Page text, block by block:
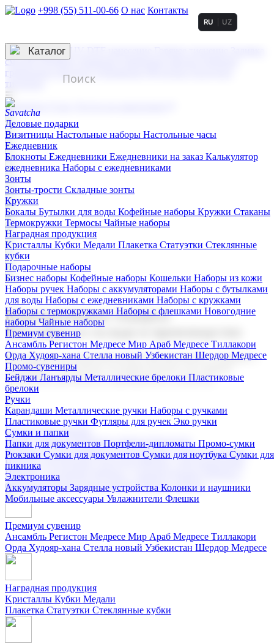
+998 (55) 511-00-66 О нас Контакты
3D гравировка
смолой (Doming)
гравировка твердая
тиснение
RU UZ
☰
Контакты
Каталог
Деловые подарки
Визитницы Настольные наборы Настольные часы
Ежедневник
Блокноты Ежедневники Ежедневники на заказ Калькулятор
ежедневника Наборы с ежедневниками
Зонты
Зонты-трости Складные зонты
Кружки
Бокалы Бутылки для воды Кофейные наборы Кружки Стаканы
Термокружки Термосы Чайные наборы
Наградная продукция
Kристаллы Кубки Медали Плакетка Статуэтки Стеклянные
кубки
Подарочные наборы
Бизнес наборы Кофейные наборы Кошельки Наборы из кожи
Наборы ручек Наборы с аккумуляторами Наборы с бутылками
для воды Наборы с ежедневниками Наборы с кружками
Наборы с термокружками Наборы с флешками Новогодние
наборы Чайные наборы
Премиум сувенир
Ансамбль Регистон Медресе Мир Араб Медресе Тиллакори
Орда Худояр-хана Стелла новый Узбекистан Шердор Медресе
Промо-сувениры
Бейджи Ланъярды Металлические брелоки Пластиковые
брелоки
Ручки
Карандаши Металлические ручки Наборы с ручками
Пластиковые ручки Футляры для ручек Эко ручки
Сумки и папки
Папки для документов Портфели-дипломаты Промо-сумки
Рюкзаки Сумки для документов Сумки для ноутбука Сумки для
пикника
Электроника
Аккумуляторы Зарядные устройства Колонки и наушники
Мобильные аксессуары Увлажнители Флешки
Корпоративные подарки
Поставка со склада и производство
Мы предлагаем широкий выбор корпоративных подарков и
сувениров с логотипом. В нашем каталоге вы найдете
продукцию для бизнеса, мероприятия и клиентов.
Подарочные наборы
Бизнес наборыКофейные наборы Кошельки
Наборы из кожиНаборы ручекНаборы с аккумуляторами
Наборы с бутылками для воды
Наборы с ежедневниками
Наборы с кружками
флешкамиНовогодние наборыЧайные наборы
Премиум сувенир
Ансамбль Регистон Медресе Мир Араб Медресе Тиллакори
Орда Худояр-хана Стелла новый Узбекистан Шердор Медресе
Наградная продукция
Kристаллы Кубки Медали
Плакетка Статуэтки Стеклянные кубки